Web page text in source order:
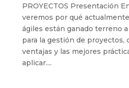
PROYECTOS Presentación
veremos por qué
ágiles están ganado terreno
para la gestión de proyectos,
ventajas y las mejores
aplicar....